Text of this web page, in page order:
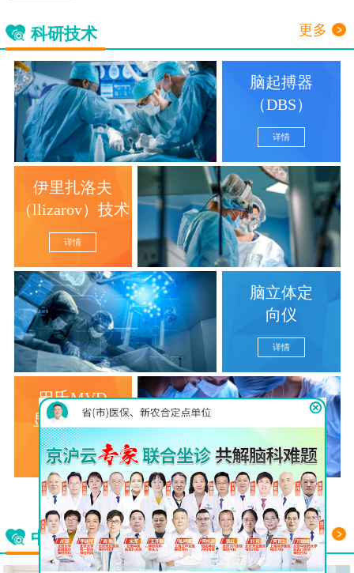
科研技术 更多
脑起搏器
（DBS）
详情
伊里扎洛夫
（llizarov）技术
详情
脑立体定
向仪
详情
巴氏MVD
显微分离术
详情
查看更多
中西医结合看脑病 更多